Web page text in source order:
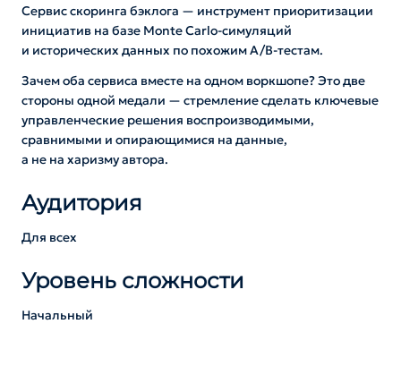
Сервис скоринга бэклога — инструмент приоритизации
инициатив на базе Monte Carlo-симуляций
и исторических данных по похожим A/B-тестам.
Зачем оба сервиса вместе на одном воркшопе? Это две
стороны одной медали — стремление сделать ключевые
управленческие решения воспроизводимыми,
сравнимыми и опирающимися на данные,
а не на харизму автора.
Аудитория
Для всех
Уровень сложности
Начальный